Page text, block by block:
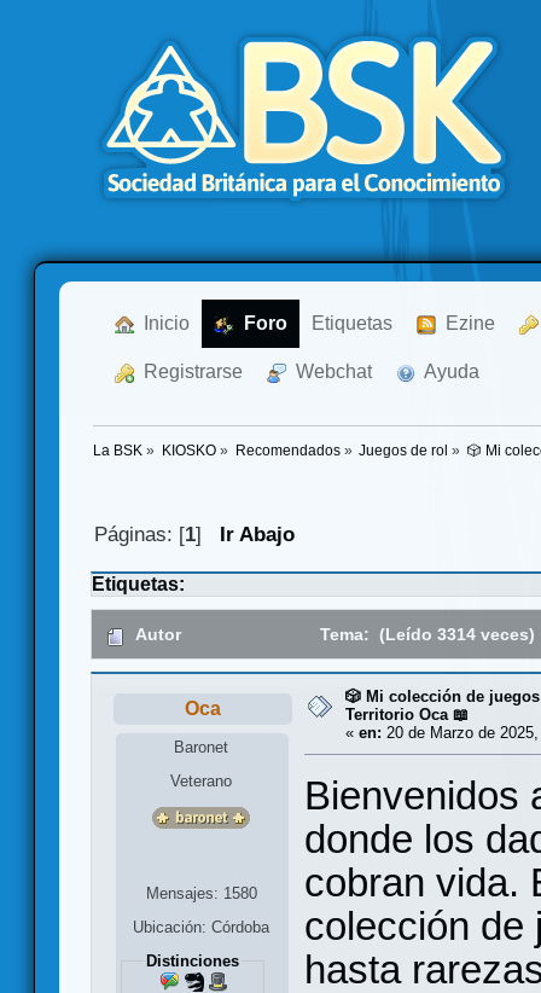
Inicio Foro Etiquetas Ezine
Registrarse Webchat Ayuda
La BSK » KIOSKO» Recomendados» Juegos de rol » 🎲 Mi
Páginas: [1] Ir Abajo
Etiquetas:
Autor Tema: (Leído 3314 veces)
Oca
Baronet
Veterano
Mensajes: 1580
Ubicación: Córdoba
Distinciones
🎲 Mi colección de
Territorio Oca 📖
« en: 20 de Marzo de
Bienvenidos
donde los
cobran vida.
colección de
hasta